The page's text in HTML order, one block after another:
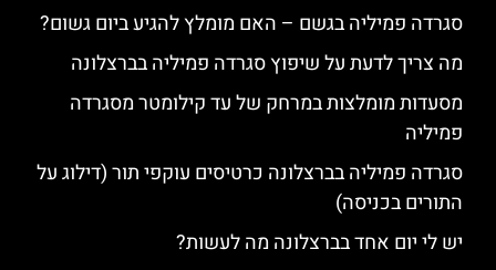
סגרדה פמיליה בגשם – האם מומלץ להגיע ביום גשום?
מה צריך לדעת על שיפוץ סגרדה פמיליה בברצלונה
מסעדות מומלצות במרחק של עד קילומטר מסגרדה
פמיליה
סגרדה פמיליה בברצלונה כרטיסים עוקפי תור (דילוג על
התורים בכניסה)
יש לי יום אחד בברצלונה מה לעשות?